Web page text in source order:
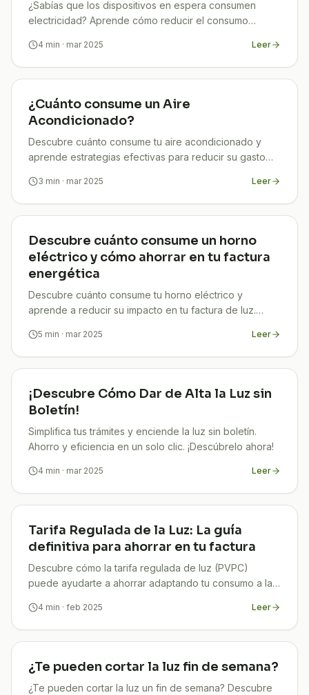
¿Sabías que los dispositivos en espera consumen
electricidad? Aprende cómo reducir el consumo
4 min · mar 2025 Leer
¿Cuánto consume un Aire
Acondicionado?
Descubre cuánto consume tu aire acondicionado y
aprende estrategias efectivas para reducir su gasto
3 min · mar 2025 Leer
Descubre cuánto consume un horno
eléctrico y cómo ahorrar en tu factura
energética
Descubre cuánto consume tu horno eléctrico y
aprende a reducir su impacto en tu factura de luz.
5 min · mar 2025 Leer
¡Descubre Cómo Dar de Alta la Luz sin
Boletín!
Simplifica tus trámites y enciende la luz sin boletín.
Ahorro y eficiencia en un solo clic. ¡Descúbrelo ahora!
4 min · mar 2025 Leer
Tarifa Regulada de la Luz: La guía
definitiva para ahorrar en tu factura
Descubre cómo la tarifa regulada de luz (PVPC)
puede ayudarte a ahorrar adaptando tu consumo a las
4 min · feb 2025 Leer
¿Te pueden cortar la luz fin de semana?
¿Te pueden cortar la luz un fin de semana? Descubre